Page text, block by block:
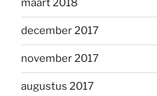
maart 2018
december 2017
november 2017
augustus 2017